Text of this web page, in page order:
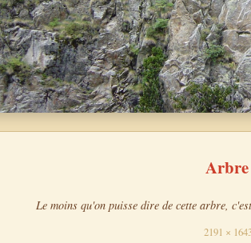
Le moins qu'on puisse dire de cette arbre,
2191 ×